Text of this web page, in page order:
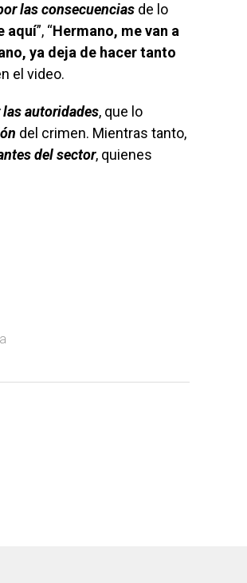
las consecuencias de lo
aquí”, “Hermano, me van a
ya deja de hacer tanto
el video.
autoridades, que lo
del crimen. Mientras tanto,
del sector, quienes